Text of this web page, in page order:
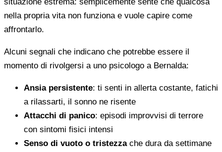
situazione estrema: semplicemente sente che qualcosa
nella propria vita non funziona e vuole capire come
affrontarlo.
Alcuni segnali che indicano che potrebbe essere il
momento di rivolgersi a uno psicologo a Bernalda:
Ansia persistente: ti senti in allerta costante, fatichi
a rilassarti, il sonno ne risente
Attacchi di panico: episodi improvvisi di terrore
con sintomi fisici intensi
Senso di vuoto o tristezzache dura da settimane